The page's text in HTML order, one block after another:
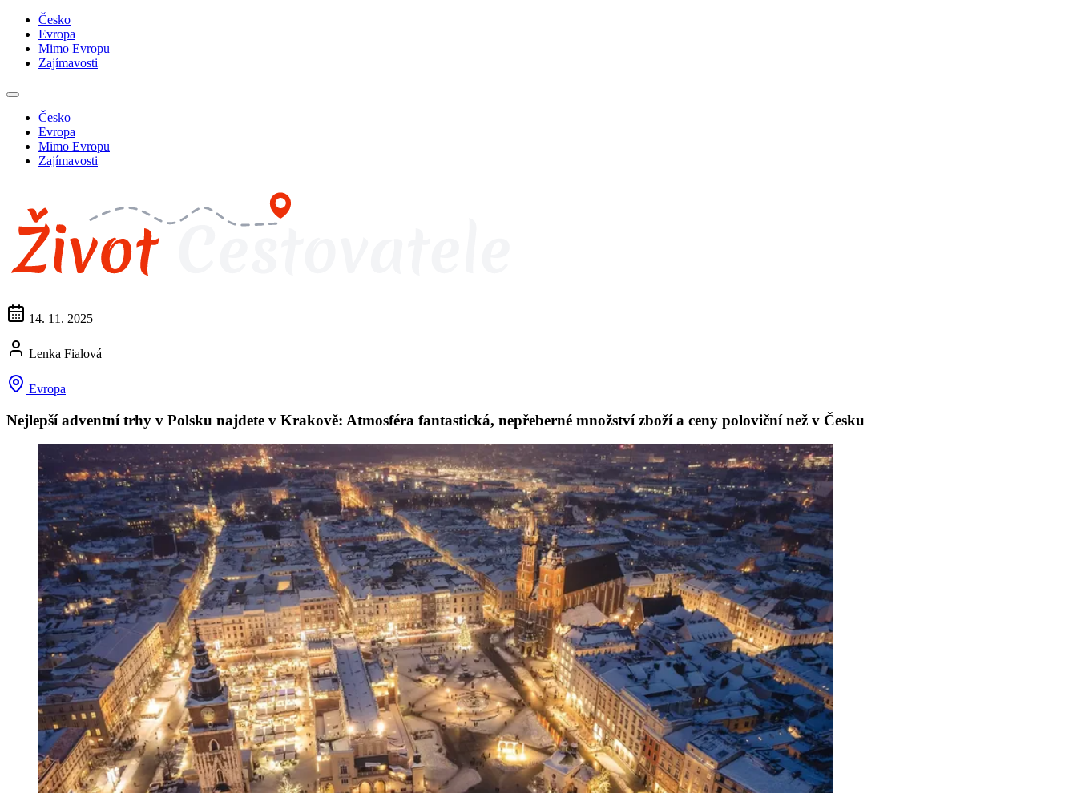
Česko
Evropa
Mimo Evropu
Zajímavosti
Česko
Evropa
Mimo Evropu
Zajímavosti
14. 11. 2025
Lenka Fialová
Evropa
Nejlepší adventní trhy v Polsku najdete v Krakově: Atmosféra fantastická, nepřeberné množství zboží a ceny poloviční než v Česku